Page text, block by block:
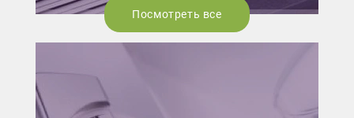
Посмотреть все